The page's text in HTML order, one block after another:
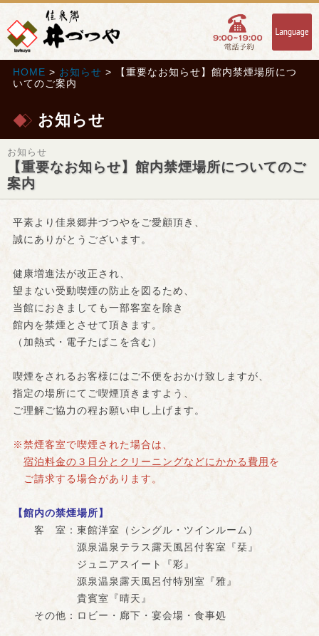
HOME > お知らせ > 【重要なお知らせ】館内禁煙場所につ
いてのご案内
お知らせ
お知らせ
【重要なお知らせ】館内禁煙場所についてのご
案内
平素より佳泉郷井づつやをご愛顧頂き、
誠にありがとうございます。
健康増進法が改正され、
望まない受動喫煙の防止を図るため、
当館におきましても一部客室を除き
館内を禁煙とさせて頂きます。
（加熱式・電子たばこを含む）
喫煙をされるお客様にはご不便をおかけ致しますが、
指定の場所にてご喫煙頂きますよう、
ご理解ご協力の程お願い申し上げます。
※禁煙客室で喫煙された場合は、
宿泊料金の３日分と クリーニングなどにかかる費用 を
ご請求する場合があります。
【館内の禁煙場所】
客 室：東館洋室（シングル・ツインルーム）
源泉温泉テラス露天風呂付客室『栞』
ジュニアスイート『彩』
源泉温泉露天風呂付特別室『雅』
貴賓室『晴天』
その他：ロビー・廊下・宴会場・食事処